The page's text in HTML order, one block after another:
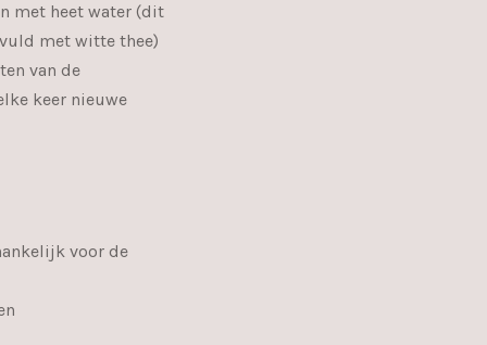
met heet water (dit
met witte thee)
van de
keer nieuwe
voor de